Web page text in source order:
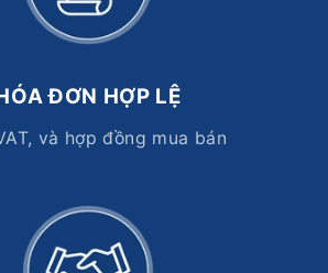
ĐƠN HỢP LỆ
và hợp đồng mua bán